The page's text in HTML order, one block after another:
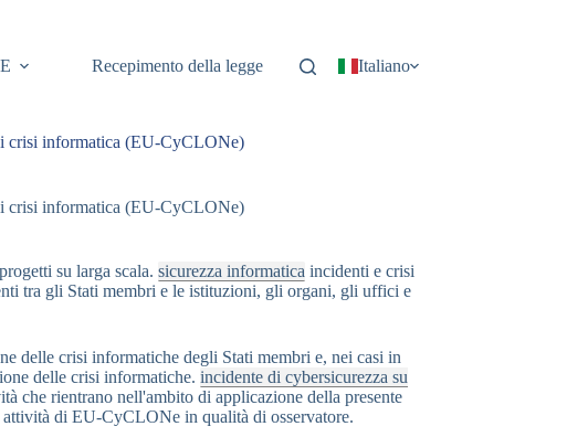
Recepimento della legge Italiano
crisi informatica (EU-CyCLONe)
crisi informatica (EU-CyCLONe)
su larga scala. sicurezza informatica incidenti e crisi
tra gli Stati membri e le istituzioni, gli organi, gli uffici e
delle crisi informatiche degli Stati membri e, nei casi in
delle crisi informatiche. incidente di cybersicurezza su
che rientrano nell'ambito di applicazione della presente
di EU-CyCLONe in qualità di osservatore.